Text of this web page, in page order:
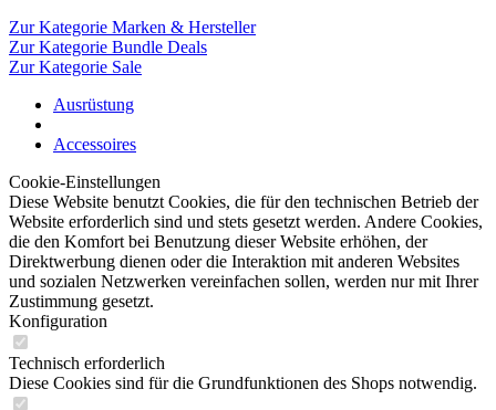
Zur Kategorie Marken & Hersteller
Zur Kategorie Bundle Deals
Zur Kategorie Sale
Ausrüstung
Accessoires
Cookie-Einstellungen
Diese Website benutzt Cookies, die für den technischen Betrieb der
Website erforderlich sind und stets gesetzt werden. Andere Cookies,
die den Komfort bei Benutzung dieser Website erhöhen, der
Direktwerbung dienen oder die Interaktion mit anderen Websites
und sozialen Netzwerken vereinfachen sollen, werden nur mit Ihrer
Zustimmung gesetzt.
Konfiguration
Technisch erforderlich
Diese Cookies sind für die Grundfunktionen des Shops notwendig.